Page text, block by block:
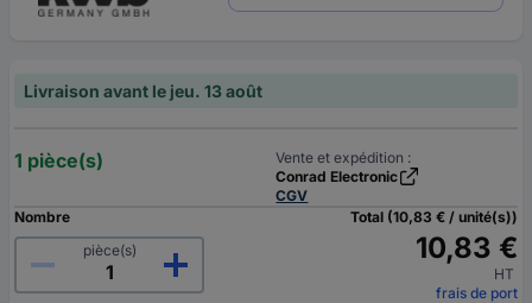
Livraison avant le jeu. 13 août
1 pièce(s)
Vente et expédition :
Conrad Electronic
CGV
Nombre
pièce(s)
Total (10,83 € / unité(s))
10,83 €
HT
frais de port